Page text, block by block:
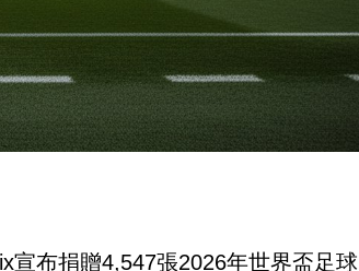
宣布捐贈4,547張2026年世界盃足球